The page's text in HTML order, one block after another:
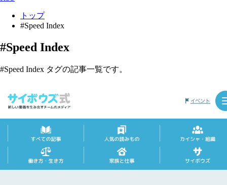
トップ
#Speed Index
#Speed Index
#Speed Index タグの記事一覧です。